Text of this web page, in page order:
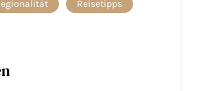
Reisetipps